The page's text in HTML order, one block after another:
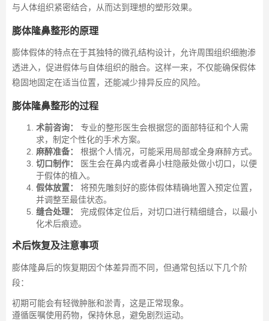
与人体组织紧密结合，从而达到理想的塑形效果。
膨体隆鼻整形的原理
膨体假体的特点在于其独特的微孔结构设计，允许周围组织细胞渗
透进入，促进假体与自体组织的融合。这样一来，不仅能确保假体
稳固地固定在适当位置，还能减少排异反应的风险。
膨体隆鼻整形的过程
术前咨询：
专业的整形医生会根据您的面部特征和个人需
求，制定个性化的手术方案。
麻醉准备：
根据个人情况，可能采用局部或全身麻醉方式。
切口制作：
医生会在鼻内或者鼻小柱隐蔽处做小切口，以便
于假体的植入。
假体放置：
将预先雕刻好的膨体假体精确地置入预定位置，
并调整至最佳状态。
缝合处理：
完成假体定位后，对切口进行精细缝合，以最小
化术后痕迹。
术后恢复及注意事项
膨体隆鼻后的恢复期因个体差异而不同，但通常包括以下几个阶
段：
初期可能会有轻微肿胀和淤青，这是正常现象。
遵循医嘱使用药物，保持休息，避免剧烈运动。